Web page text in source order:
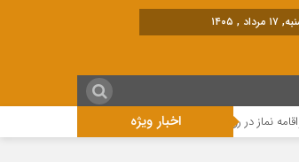
اخبار ویژه
روز عاشورای حسینی در الیگودرز برگزار شد+تصویر